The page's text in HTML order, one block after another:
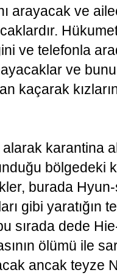
arayacak ve
ve telefonla
ve
kaçarak
alarak karantina
bölgedeki
burada
gibi yaratığın
sırada dede
ölümü ile
ancak teyze